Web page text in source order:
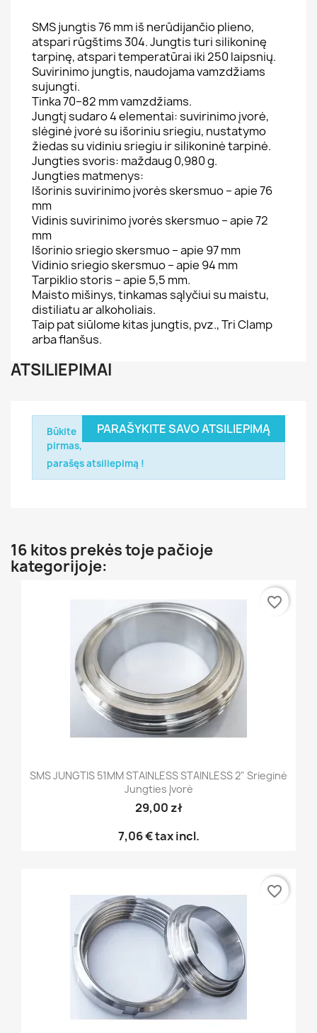
SMS jungtis 76 mm iš nerūdijančio plieno,
atspari rūgštims 304. Jungtis turi silikoninę
tarpinę, atspari temperatūrai iki 250 laipsnių.
Suvirinimo jungtis, naudojama vamzdžiams
sujungti.
Tinka 70–82 mm vamzdžiams.
Jungtį sudaro 4 elementai: suvirinimo įvorė,
slėginė įvorė su išoriniu sriegiu, nustatymo
žiedas su vidiniu sriegiu ir silikoninė tarpinė.
Jungties svoris: maždaug 0,980 g.
Jungties matmenys:
Išorinis suvirinimo įvorės skersmuo – apie 76
mm
Vidinis suvirinimo įvorės skersmuo – apie 72
mm
Išorinio sriegio skersmuo – apie 97 mm
Vidinio sriegio skersmuo – apie 94 mm
Tarpiklio storis – apie 5,5 mm.
Maisto mišinys, tinkamas sąlyčiui su maistu,
distiliatu ar alkoholiais.
Taip pat siūlome kitas jungtis, pvz., Tri Clamp
arba flanšus.
ATSILIEPIMAI
PARAŠYKITE SAVO ATSILIEPIMĄ
Būkite
pirmas,
parašęs atsiliepimą !
16 kitos prekės toje pačioje
kategorijoje:
SMS JUNGTIS 51MM STAINLESS STAINLESS 2" Srieginė
Jungties Įvorė
29,00 zł
7,06 €tax incl.
favorite_border
favorite_border